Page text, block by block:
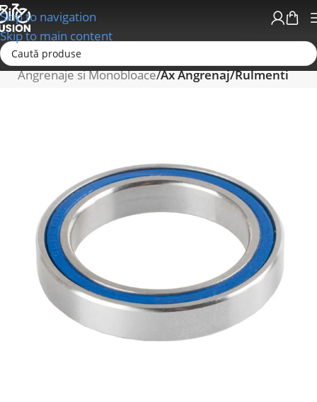
Skip to navigation
Skip to main content
Prima pagină
Angrenaje si Monobloace Ax Angrenaj/Rulmenti